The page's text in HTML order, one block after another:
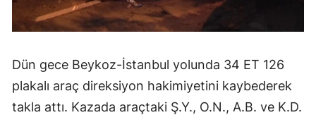
Dün gece Beykoz-İstanbul yolunda 34 ET 126
plakalı araç direksiyon hakimiyetini kaybederek
takla attı. Kazada araçtaki Ş.Y., O.N., A.B. ve K.D.